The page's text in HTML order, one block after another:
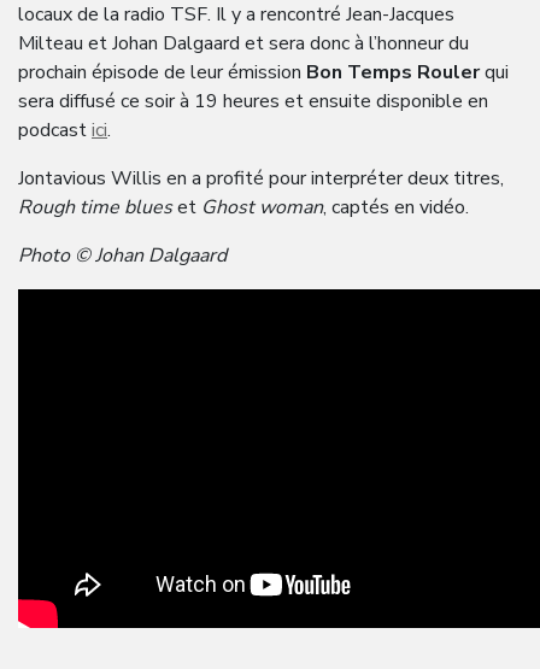
locaux de la radio TSF. Il y a rencontré Jean-Jacques
Milteau et Johan Dalgaard et sera donc à l’honneur du
prochain épisode de leur émission Bon Temps Roulerqui
sera diffusé ce soir à 19 heures et ensuite disponible en
podcastici.
Jontavious Willis en a profité pour interpréter deux titres,
Rough time blueset Ghost woman, captés en vidéo.
Photo © Johan Dalgaard